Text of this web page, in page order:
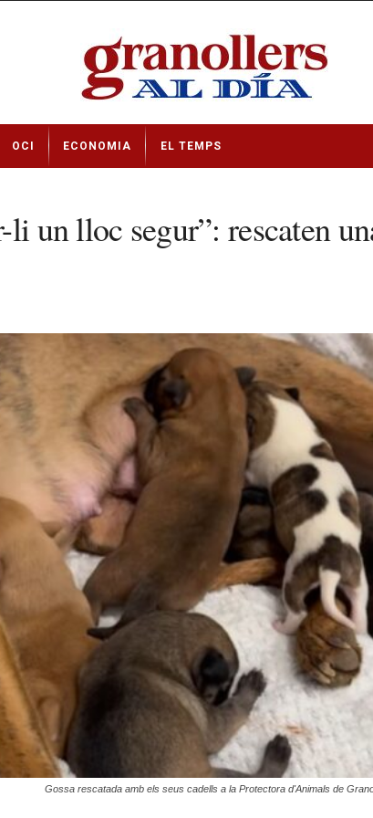
OCI ECONOMIA EL TEMPS
un lloc segur”: rescaten
Gossa rescatada amb els seus cadells a la Protectora d'Animals de